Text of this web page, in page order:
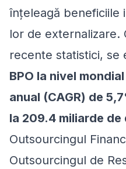
înțeleagă beneficiile
lor de externalizare.
recente statistici, se
BPO la nivel
anual (CAGR) de
la 209.4 miliarde de
Outsourcingul
Outsourcingul de